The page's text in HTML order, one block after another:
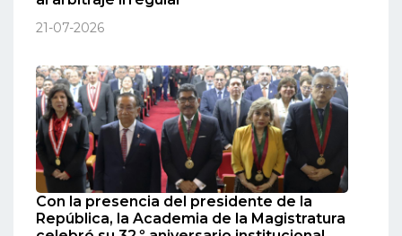
21-07-2026
Con la presencia del presidente de la
República, la Academia de la Magistratura